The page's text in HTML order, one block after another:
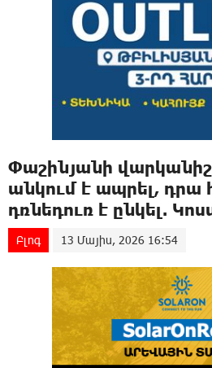
Փաշինյանի
անկում է ապրել, դրա
դռնեդուռ է ընկել.
Բլոգ 13 Մայիս, 2026 16:54